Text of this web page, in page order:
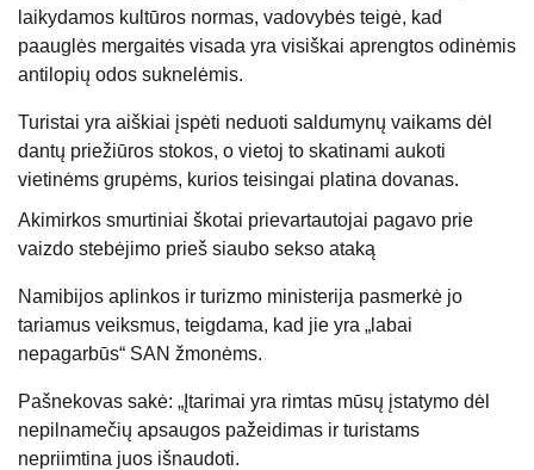
laikydamos kultūros normas, vadovybės teigė, kad
paauglės mergaitės visada yra visiškai aprengtos odinėmis
antilopių odos suknelėmis.
Turistai yra aiškiai įspėti neduoti saldumynų vaikams dėl
dantų priežiūros stokos, o vietoj to skatinami aukoti
vietinėms grupėms, kurios teisingai platina dovanas.
Akimirkos smurtiniai škotai prievartautojai pagavo prie
vaizdo stebėjimo prieš siaubo sekso ataką
Namibijos aplinkos ir turizmo ministerija pasmerkė jo
tariamus veiksmus, teigdama, kad jie yra „labai
nepagarbūs“ SAN žmonėms.
Pašnekovas sakė: „Įtarimai yra rimtas mūsų įstatymo dėl
nepilnamečių apsaugos pažeidimas ir turistams
nepriimtina juos išnaudoti.